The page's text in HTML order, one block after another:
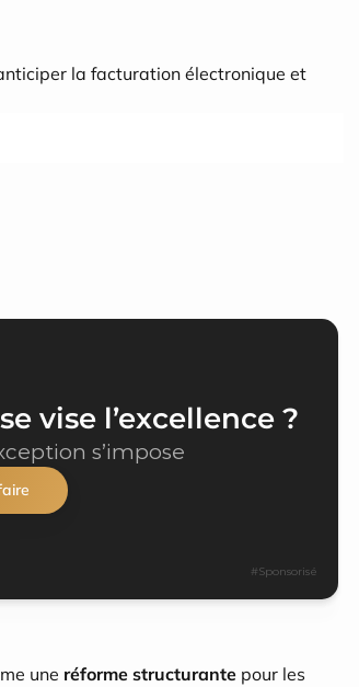
la facturation électronique et
vise l’excellence ?
s’impose
#Sponsorisé
une réforme structurante pour les